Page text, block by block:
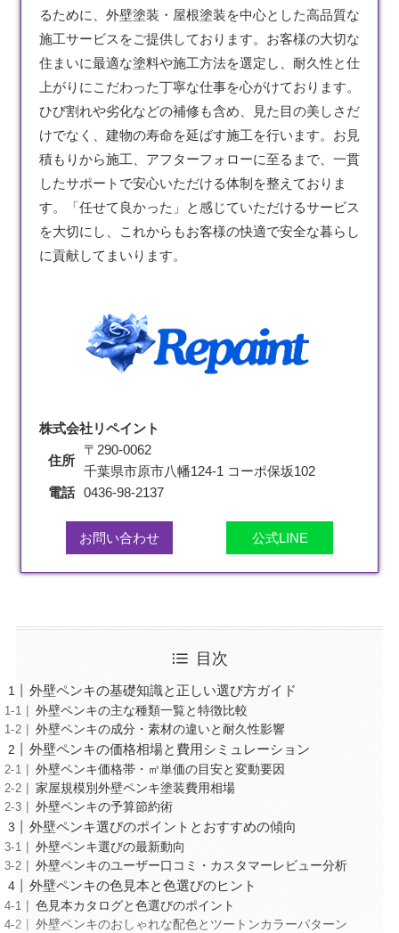
るために、外壁塗装 ・屋根塗装を中心とした高品質な
施工サービスをご提供しております。お客様の大切な
住まいに最適な塗料や施工方法を選定し、耐久性と仕
上がりにこだわった丁寧な仕事を心がけております。
ひび割れや劣化などの補修も含め、見た目の美しさだ
けでなく、建物の寿命を延ばす施工を行います。お見
積もりから施工、アフターフォローに至るまで、一貫
したサポートで安心いただける体制を整えておりま
す。「任せて良かった」と感じていただけるサービス
を大切にし、これからもお客様の快適で安全な暮らし
に貢献してまいります。
株式会社リペイント
住所
〒290-0062
千葉県市原市八幡124-1 コーポ保坂102
電話 0436-98-2137
お問い合わせ 公式LINE
目次
外壁ペンキの基礎知識と正しい選び方ガイド
外壁ペンキの主な種類一覧と特徴比較
外壁ペンキの成分・素材の違いと耐久性影響
外壁ペンキの価格相場と費用シミュレーション
外壁ペンキ価格帯・㎡単価の目安と変動要因
家屋規模別外壁ペンキ塗装費用相場
外壁ペンキの予算節約術
外壁ペンキ選びのポイントとおすすめの傾向
外壁ペンキ選びの最新動向
外壁ペンキのユーザー口コミ・カスタマーレビュー分析
外壁ペンキの色見本と色選びのヒント
色見本カタログと色選びのポイント
外壁ペンキのおしゃれな配色とツートンカラーパターン